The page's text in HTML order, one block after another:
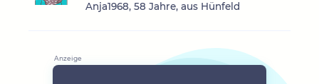
Anja1968, 58 Jahre, aus Hünfeld